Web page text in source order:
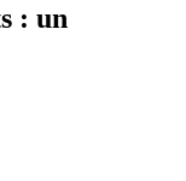
: un